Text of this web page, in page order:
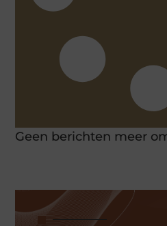
Geen berichten meer